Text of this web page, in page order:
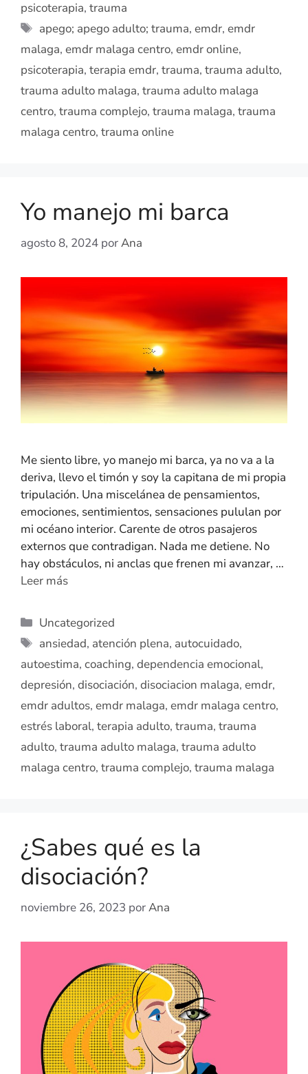
psicoterapia, trauma
apego; apego adulto; trauma,emdr,emdr
malaga, emdr malaga centro, emdr online,
psicoterapia, terapia emdr, trauma, trauma adulto,
trauma adulto malaga, trauma adulto malaga
centro, trauma complejo, trauma malaga, trauma
malaga centro, trauma online
Yo manejo mi barca
agosto 8, 2024 porAna
Me siento libre, yo manejo mi barca, ya no va a la
deriva, llevo el timón y soy la capitana de mi propia
tripulación. Una miscelánea de pensamientos,
emociones, sentimientos, sensaciones pululan por
mi océano interior. Carente de otros pasajeros
externos que contradigan. Nada me detiene. No
hay obstáculos, ni anclas que frenen mi avanzar, …
Leer más
Uncategorized
ansiedad, atención plena, autocuidado,
autoestima, coaching, dependencia emocional,
depresión, disociación, disociacion malaga, emdr,
emdr adultos, emdr malaga, emdr malaga centro,
estrés laboral, terapia adulto, trauma, trauma
adulto, trauma adulto malaga, trauma adulto
malaga centro, trauma complejo, trauma malaga
¿Sabes qué es la
disociación?
noviembre 26, 2023 porAna